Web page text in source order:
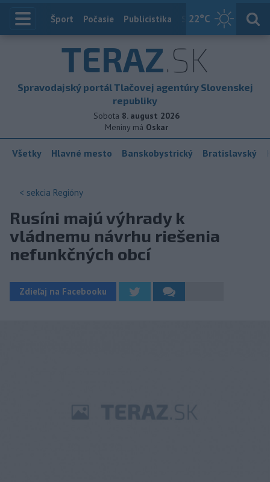
22°C
Index
Šport Počasie Publicistika Slovensko
TERAZ.SK
Spravodajský portál Tlačovej agentúry Slovenskej
republiky
Sobota 8. august 2026
Meniny má Oskar
Všetky Hlavné mesto Banskobystrický Bratislavský
< sekcia Regióny
Rusíni majú výhrady k
vládnemu návrhu riešenia
nefunkčných obcí
Zdieľaj na Facebooku